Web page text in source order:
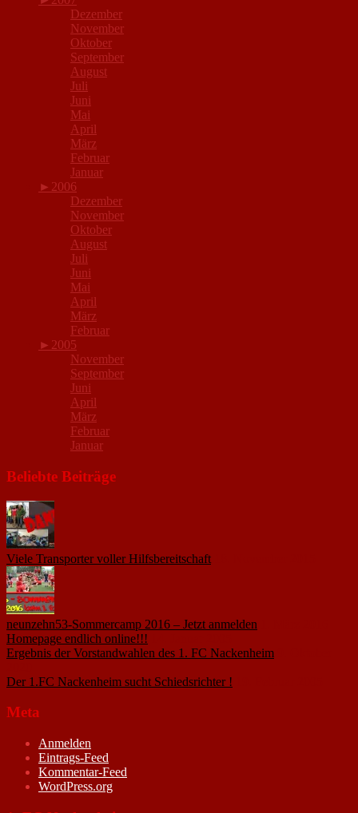
Dezember
November
Oktober
September
August
Juli
Juni
Mai
April
März
Februar
Januar
► 2006
Dezember
November
Oktober
August
Juli
Juni
Mai
April
März
Februar
► 2005
November
September
Juni
April
März
Februar
Januar
Beliebte Beiträge
Viele Transporter voller Hilfsbereitschaft
neunzehn53-Sommercamp 2016 – Jetzt anmelden
Homepage endlich online!!!
Ergebnis der Vorstandwahlen des 1. FC Nackenheim
Der 1.FC Nackenheim sucht Schiedsrichter !
Meta
Anmelden
Eintrags-Feed
Kommentar-Feed
WordPress.org